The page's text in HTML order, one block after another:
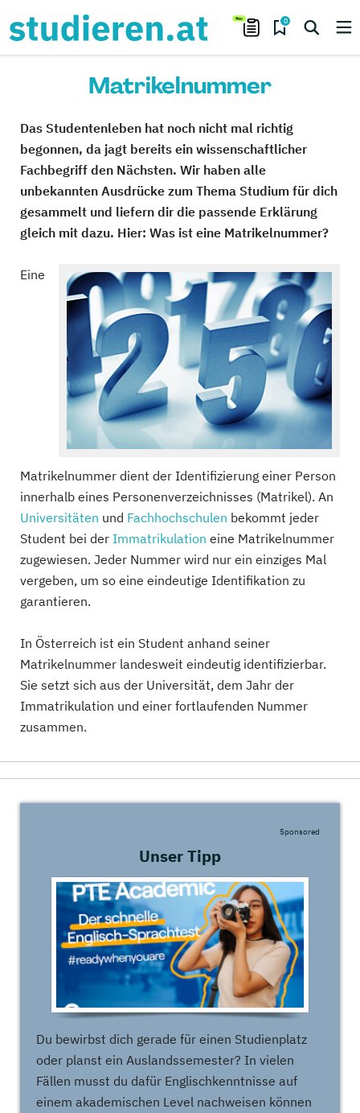
0
Matrikelnummer
Das Studentenleben hat noch nicht mal richtig
begonnen, da jagt bereits ein wissenschaftlicher
Fachbegriff den Nächsten. Wir haben alle
unbekannten Ausdrücke zum Thema Studium für dich
gesammelt und liefern dir die passende Erklärung
gleich mit dazu. Hier: Was ist eine Matrikelnummer?
Eine
Matrikelnummer dient der Identifizierung einer Person
innerhalb eines Personenverzeichnisses (Matrikel). An
Universitäten und Fachhochschulen bekommt jeder
Student bei der Immatrikulation eine Matrikelnummer
zugewiesen. Jeder Nummer wird nur ein einziges Mal
vergeben, um so eine eindeutige Identifikation zu
garantieren.
In Österreich ist ein Student anhand seiner
Matrikelnummer landesweit eindeutig identifizierbar.
Sie setzt sich aus der Universität, dem Jahr der
Immatrikulation und einer fortlaufenden Nummer
zusammen.
Unser Tipp
Sponsored
Du bewirbst dich gerade für einen Studienplatz
oder planst ein Auslandssemester? In vielen
Fällen musst du dafür Englischkenntnisse auf
einem akademischen Level nachweisen können